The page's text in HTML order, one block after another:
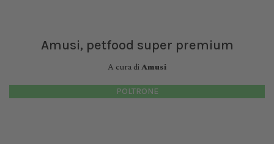
Amusi, petfood super premium
A cura diAmusi
POLTRONE